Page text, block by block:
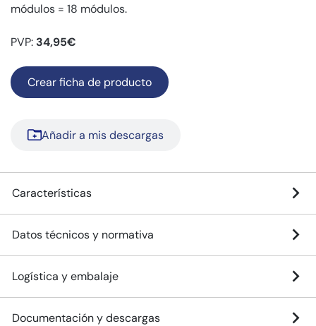
módulos = 18 módulos.
PVP: 34,95€
Crear ficha de producto
Añadir a mis descargas
Características
Datos técnicos y normativa
Logística y embalaje
Documentación y descargas